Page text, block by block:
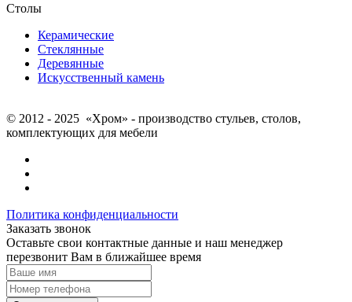
Столы
Керамические
Стеклянные
Деревянные
Искусственный камень
© 2012 - 2025 «Хром» - производство стульев, столов,
комплектующих для мебели
Политика конфиденциальности
Заказать звонок
Оставьте свои контактные данные и наш менеджер
перезвонит Вам в ближайшее время